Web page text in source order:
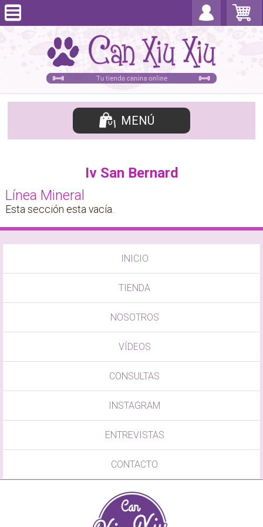
MENÚ
Iv San Bernard
Línea Mineral
Esta sección esta vacía.
INICIO
TIENDA
NOSOTROS
VÍDEOS
CONSULTAS
INSTAGRAM
ENTREVISTAS
CONTACTO